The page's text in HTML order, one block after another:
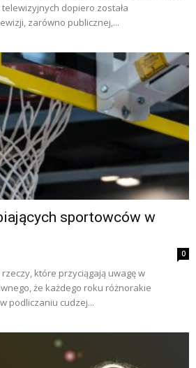
dopiero została
zarówno publicznej,...
sportowców w
0
które przyciągają uwagę w
że każdego roku różnorakie
podliczaniu cudzej...